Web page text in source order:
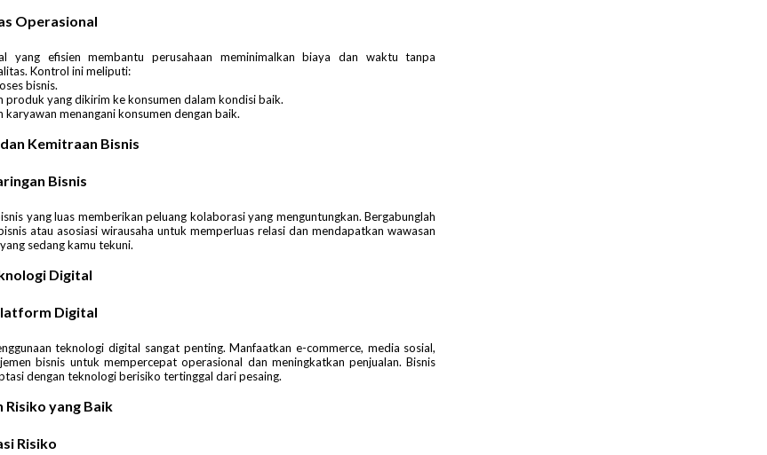
Operasional
yang efisien membantu perusahaan meminimalkan biaya dan waktu tanpa
Kontrol ini meliputi:
bisnis.
produk yang dikirim ke konsumen dalam kondisi baik.
karyawan menangani konsumen dengan baik.
Kemitraan Bisnis
Bisnis
yang luas memberikan peluang kolaborasi yang menguntungkan. Bergabunglah
atau asosiasi wirausaha untuk memperluas relasi dan mendapatkan wawasan
sedang kamu tekuni.
Digital
Digital
teknologi digital sangat penting. Manfaatkan e-commerce, media sosial,
bisnis untuk mempercepat operasional dan meningkatkan penjualan. Bisnis
dengan teknologi berisiko tertinggal dari pesaing​.
Risiko yang Baik
Risiko